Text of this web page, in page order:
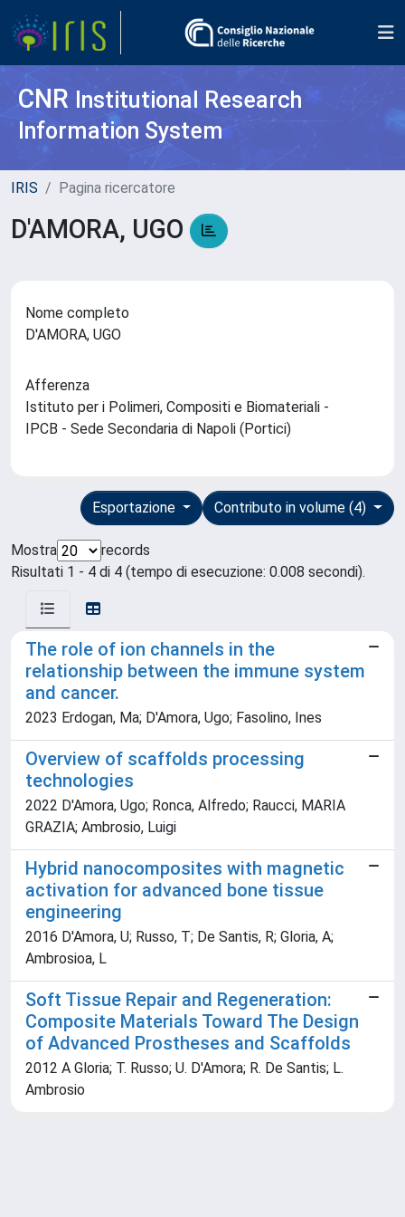
CNR Institutional Research
Information System
IRIS Pagina ricercatore
D'AMORA, UGO
Nome completo
D'AMORA, UGO
Afferenza
Istituto per i Polimeri, Compositi e Biomateriali -
IPCB - Sede Secondaria di Napoli (Portici)
Contributo in volume (4)
Esportazione
Mostra
records
Risultati 1 - 4 di 4 (tempo di esecuzione: 0.008 secondi).
The role of ion channels in the
relationship between the immune system
and cancer.
2023 Erdogan, Ma; D'Amora, Ugo; Fasolino, Ines
Overview of scaffolds processing
technologies
2022 D'Amora, Ugo; Ronca, Alfredo; Raucci, MARIA
GRAZIA; Ambrosio, Luigi
Hybrid nanocomposites with magnetic
activation for advanced bone tissue
engineering
2016 D'Amora, U; Russo, T; De Santis, R; Gloria, A;
Ambrosioa, L
Soft Tissue Repair and Regeneration:
Composite Materials Toward The Design
of Advanced Prostheses and Scaffolds
2012 A Gloria; T. Russo; U. D'Amora; R. De Santis; L.
Ambrosio